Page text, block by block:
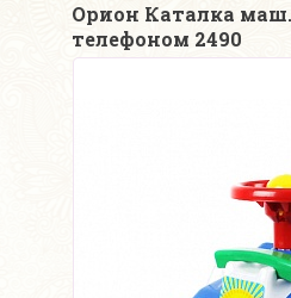
Орион Каталка
телефоном 2490